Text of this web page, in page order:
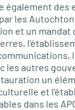
également des
par les
et un mandat
les autres
un
et
dans les